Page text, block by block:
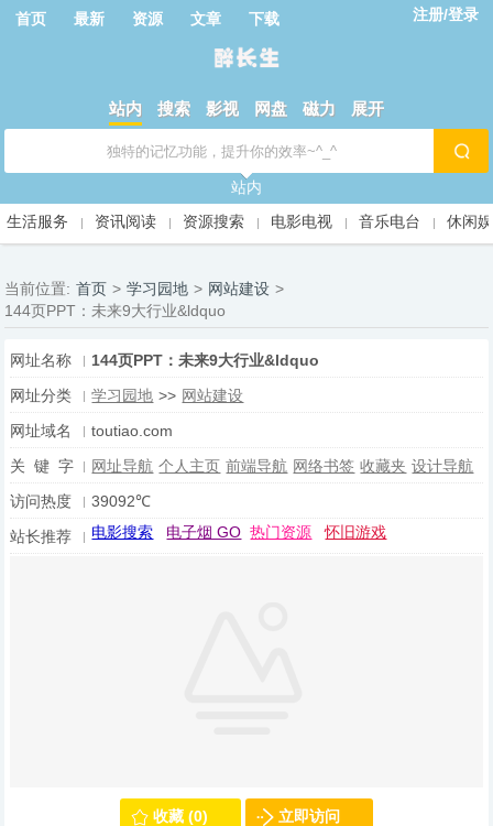
首页 最新 资源 文章 下载 注册/登录
站内 搜索 影视 网盘 磁力 展开
站内
生活服务
资讯阅读 资源搜索 电影电视 音乐电台 休闲
当前位置: 首页 > 学习园地 > 网站建设 >
144页PPT：未来9大行业&ldquo
网址名称
144页PPT：未来9大行业&ldquo
网址分类
学习园地 >> 网站建设
网址域名
toutiao.com
关 键 字
网址导航 个人主页 前端导航 网络书签 收藏夹 设计导航
访问热度
39092℃
站长推荐
电影搜索 电子烟 GO 热门资源 怀旧游戏
收藏 (0) 立即访问